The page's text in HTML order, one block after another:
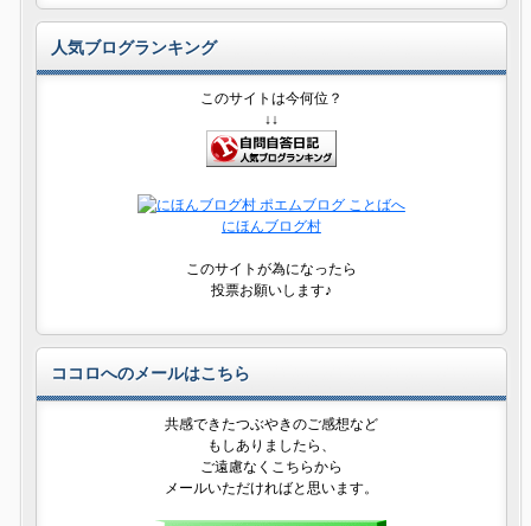
人気ブログランキング
このサイトは今何位？
↓↓
にほんブログ村
このサイトが為になったら
投票お願いします♪
ココロへのメールはこちら
共感できたつぶやきのご感想など
もしありましたら、
ご遠慮なくこちらから
メールいただければと思います。